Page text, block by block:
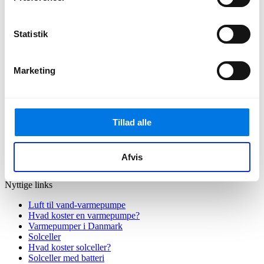
Statistik
Marketing
Tillad alle
Afvis
Hos Amalo er servicen i top. Vi hjælper dig med luft til vand-
+45 7174 7031
(Mandag - Fredag 09:00-16:00)
Nyttige links
Luft til vand-varmepumpe
Hvad koster en varmepumpe?
Varmepumper i Danmark
Solceller
Hvad koster solceller?
Solceller med batteri